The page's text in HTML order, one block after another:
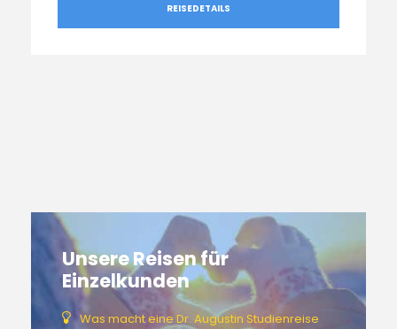
REISEDETAILS
Unsere Reisen für
Einzelkunden
Was macht eine Dr. Augustin Studienreise